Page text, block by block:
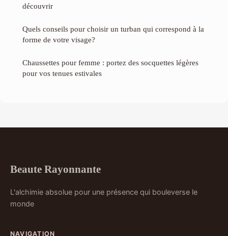
découvrir
Quels conseils pour choisir un turban qui correspond à la
forme de votre visage?
Chaussettes pour femme : portez des socquettes légères
pour vos tenues estivales
Beaute Rayonnante
L'alchimie absolue pour une présence qui bouleverse le
monde
NAVIGATION